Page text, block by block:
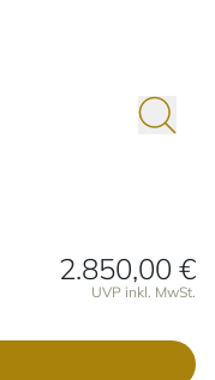
2.850,00 €
UVP inkl. MwSt.